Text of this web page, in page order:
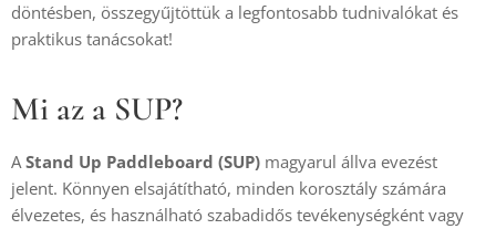
döntésben, összegyűjtöttük a legfontosabb tudnivalókat és
praktikus tanácsokat!
Mi az a SUP?
AStand Up Paddleboard (SUP) magyarul állva evezést
jelent. Könnyen elsajátítható, minden korosztály számára
élvezetes, és használható szabadidős tevékenységként vagy